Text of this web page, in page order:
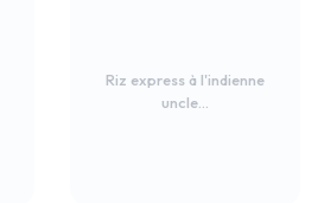
Riz express à l'indienne
uncle...